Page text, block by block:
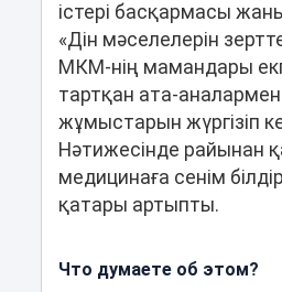
істері басқармасы
«Дін мәселелерін
МКМ-нің мамандары
тартқан ата-аналармен
жұмыстарын жүргізіп
Нәтижесінде райынан
медицинаға сенім
қатары артыпты.
Что думаете об этом?